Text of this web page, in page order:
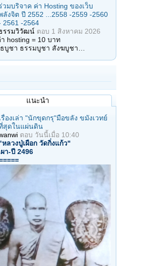
วมบริจาค ค่า Hosting ของเว็บ
ลังจิต ปี 2552 ...2558 -2559 -2560
2561 -2564
รรมวิวัฒน์ ตอบ 1 สิงหาคม 2026
hosting = 10 บาท
ธบูชา ธรรมบูชา สังฆบูชา…
แนะนำ
รื่องเล่า "นักขุดกรุ"มือขลัง ขมังเวทย์
สุดในแผ่นดิน
ตอบ วันนี้เมื่อ 10:40
หลวงปู่เผือก วัดกิ่งแก้ว"
า-ปี 2496